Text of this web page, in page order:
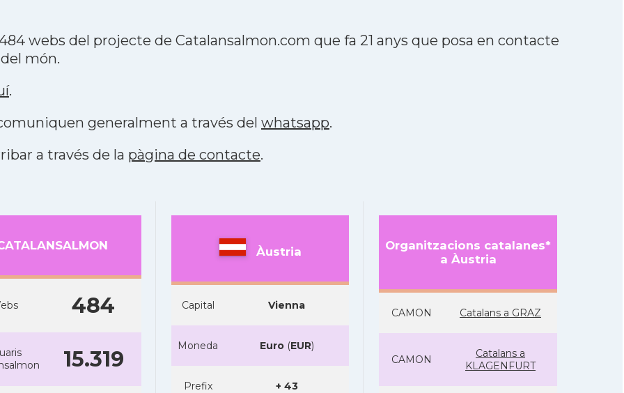
webs del projecte de Catalansalmon.com que fa 21 anys que posa en contacte
món.
.
generalment a través del whatsapp.
a través de la pàgina de contacte.
484
15.319
Àustria
Capital Vienna
Moneda Euro(EUR)
Prefix + 43
Organitzacions catalanes*
a Àustria
CAMON Catalans a GRAZ
CAMON
Catalans a
KLAGENFURT